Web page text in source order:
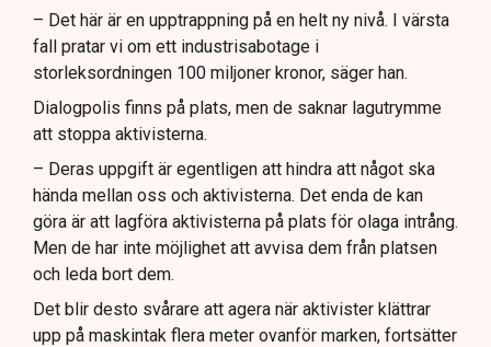
– Det här är en upptrappning på en helt ny nivå. I värsta
fall pratar vi om ett industrisabotage i
storleksordningen 100 miljoner kronor, säger han.
Dialogpolis finns på plats, men de saknar lagutrymme
att stoppa aktivisterna.
– Deras uppgift är egentligen att hindra att något ska
hända mellan oss och aktivisterna. Det enda de kan
göra är att lagföra aktivisterna på plats för olaga intrång.
Men de har inte möjlighet att avvisa dem från platsen
och leda bort dem.
Det blir desto svårare att agera när aktivister klättrar
upp på maskintak flera meter ovanför marken, fortsätter